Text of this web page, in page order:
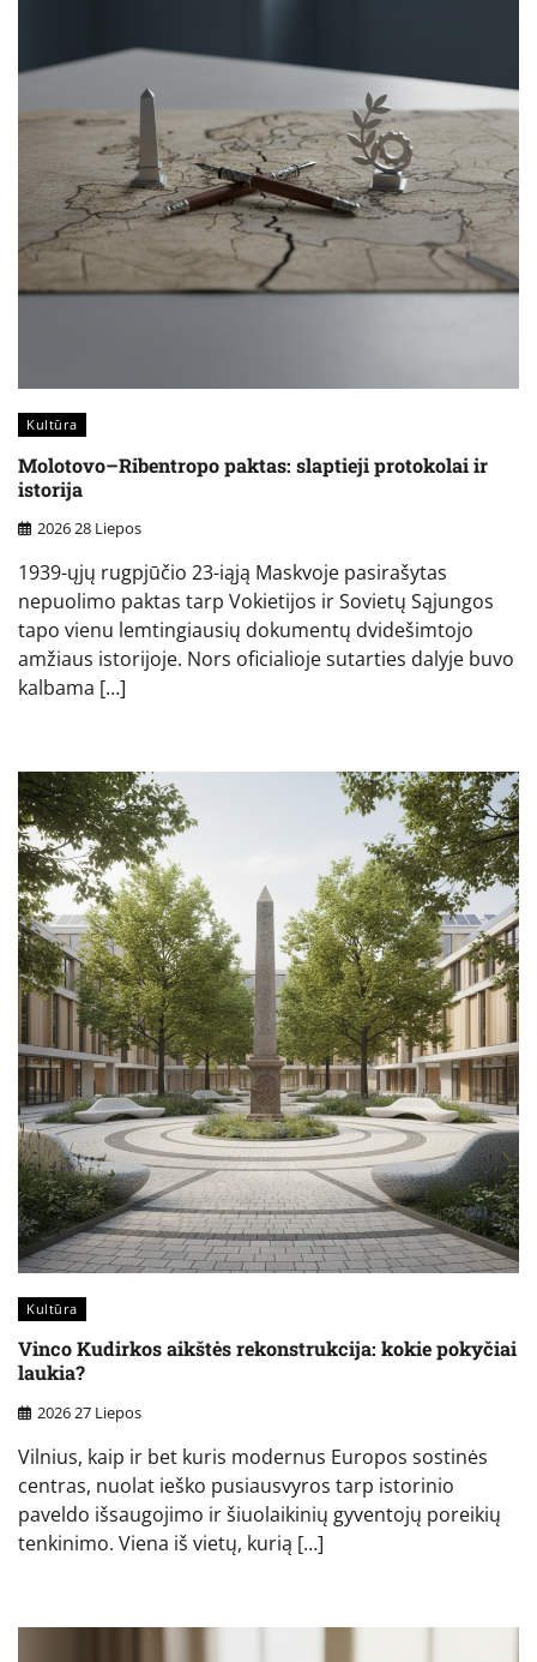
Kultūra
Molotovo–Ribentropo paktas: slaptieji protokolai ir
istorija
2026 28 Liepos
1939-ųjų rugpjūčio 23-iąją Maskvoje pasirašytas
nepuolimo paktas tarp Vokietijos ir Sovietų Sąjungos
tapo vienu lemtingiausių dokumentų dvidešimtojo
amžiaus istorijoje. Nors oficialioje sutarties dalyje buvo
kalbama […]
Kultūra
Vinco Kudirkos aikštės rekonstrukcija: kokie pokyčiai
laukia?
2026 27 Liepos
Vilnius, kaip ir bet kuris modernus Europos sostinės
centras, nuolat ieško pusiausvyros tarp istorinio
paveldo išsaugojimo ir šiuolaikinių gyventojų poreikių
tenkinimo. Viena iš vietų, kurią […]